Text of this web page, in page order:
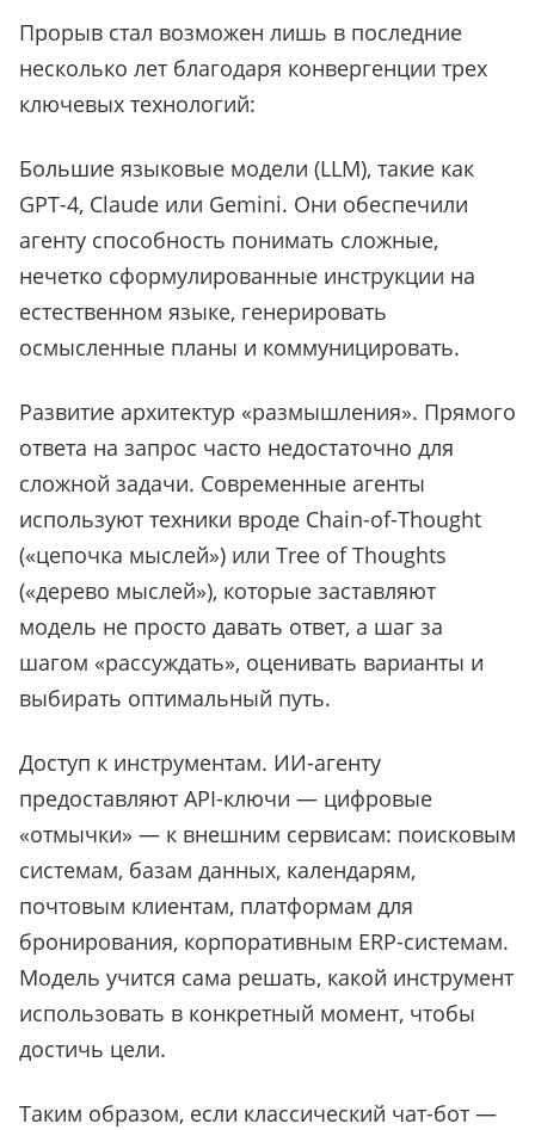
Прорыв стал возможен лишь в последние
несколько лет благодаря конвергенции трех
ключевых технологий:
Большие языковые модели (LLM), такие как
GPT-4, Claude или Gemini. Они обеспечили
агенту способность понимать сложные,
нечетко сформулированные инструкции на
естественном языке, генерировать
осмысленные планы и коммуницировать.
Развитие архитектур «размышления». Прямого
ответа на запрос часто недостаточно для
сложной задачи. Современные агенты
используют техники вроде Chain-of-Thought
(«цепочка мыслей») или Tree of Thoughts
(«дерево мыслей»), которые заставляют
модель не просто давать ответ, а шаг за
шагом «рассуждать», оценивать варианты и
выбирать оптимальный путь.
Доступ к инструментам. ИИ-агенту
предоставляют API-ключи — цифровые
«отмычки» — к внешним сервисам: поисковым
системам, базам данных, календарям,
почтовым клиентам, платформам для
бронирования, корпоративным ERP-системам.
Модель учится сама решать, какой инструмент
использовать в конкретный момент, чтобы
достичь цели.
Таким образом, если классический чат-бот —